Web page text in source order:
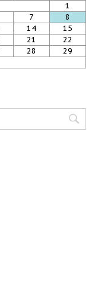
1
7
8
14
15
21
22
28
29